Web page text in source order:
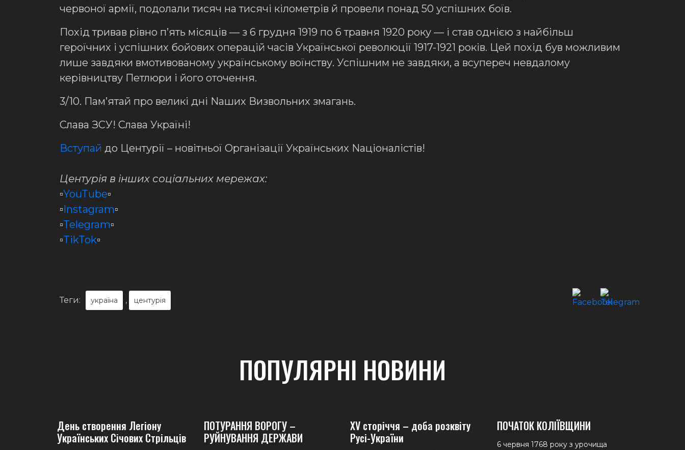
червоної армії, подолали тисяч на тисячі кілометрів й провели понад 50 успішних боїв.
Похід тривав рівно п’ять місяців — з 6 грудня 1919 по 6 травня 1920 року — і став однією з найбільш
героїчних і успішних бойових операцій часів Української революції 1917-1921 років. Цей похід був можливим
лише завдяки вмотивованому українському воїнству. Успішним не завдяки, а всупереч невдалому
керівництву Петлюри і його оточення.
3/10. Пам’ятай про великі дні Nаших Визвольних змагань.
Слава ЗСУ! Слава Україні!
Вступай до Центурії – новітньої Організації Українських Nаціоналістів!
Центурія в інших соціальних мережах:
▫️YouTube▫️
▫️Instagram▫️
▫️Telegram▫️
▫️TikTok▫️
Теги: україна , центурія
ПОПУЛЯРНІ НОВИНИ
День створення Легіону
Українських Січових Стрільців
ПОТУРАННЯ ВОРОГУ –
РУЙНУВАННЯ ДЕРЖАВИ
XV сторіччя – доба розквіту
Русі-України
ПОЧАТОК КОЛІЇВЩИНИ
6 червня 1768 року з урочища